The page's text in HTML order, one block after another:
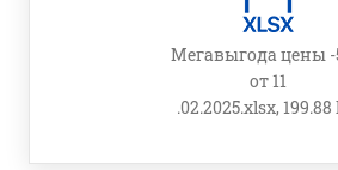
Мегавыгода цены -
от 11
.02.2025.xlsx,